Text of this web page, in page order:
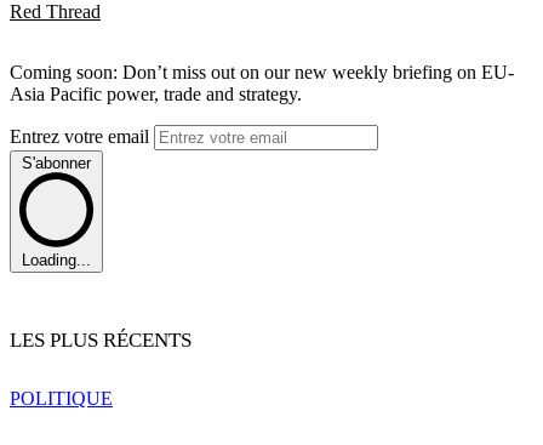
Red Thread
Coming soon: Don’t miss out on our new weekly briefing on EU-
Asia Pacific power, trade and strategy.
Entrez votre email
S'abonner
Loading...
LES PLUS RÉCENTS
POLITIQUE